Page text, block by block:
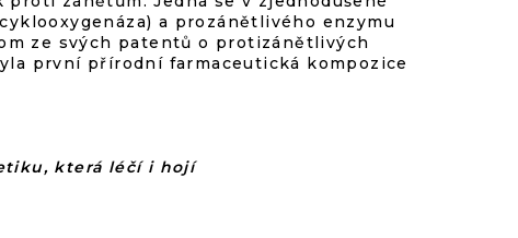
a prozánětlivého enzymu
ze svých patentů o protizánětlivých
první přírodní farmaceutická kompozice
která léčí i hojí